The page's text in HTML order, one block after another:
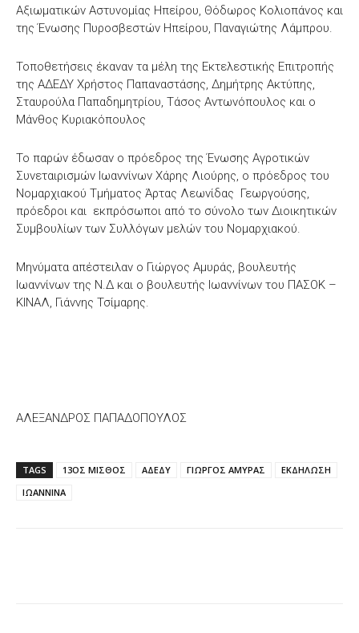
Αξιωματικών Αστυνομίας Ηπείρου, Θόδωρος Κολιοπάνος και
της Ένωσης Πυροσβεστών Ηπείρου, Παναγιώτης Λάμπρου.
Τοποθετήσεις έκαναν τα μέλη της Εκτελεστικής Επιτροπής
της ΑΔΕΔΥ Χρήστος Παπαναστάσης, Δημήτρης Ακτύπης,
Σταυρούλα Παπαδημητρίου, Τάσος Αντωνόπουλος και ο
Μάνθος Κυριακόπουλος
Το παρών έδωσαν ο πρόεδρος της Ένωσης Αγροτικών
Συνεταιρισμών Ιωαννίνων Χάρης Λιούρης, ο πρόεδρος του
Νομαρχιακού Τμήματος Άρτας Λεωνίδας Γεωργούσης,
πρόεδροι και εκπρόσωποι από το σύνολο των Διοικητικών
Συμβουλίων των Συλλόγων μελών του Νομαρχιακού.
Μηνύματα απέστειλαν ο Γιώργος Αμυράς, βουλευτής
Ιωαννίνων της Ν.Δ και ο βουλευτής Ιωαννίνων του ΠΑΣΟΚ –
ΚΙΝΑΛ, Γιάννης Τσίμαρης.
ΑΛΕΞΑΝΔΡΟΣ ΠΑΠΑΔΟΠΟΥΛΟΣ
TAGS 13ΟΣ ΜΙΣΘΟΣ ΑΔΕΔΥ ΓΙΩΡΓΟΣ ΑΜΥΡΑΣ
ΕΚΔΗΛΩΣΗ
ΙΩΑΝΝΙΝΑ